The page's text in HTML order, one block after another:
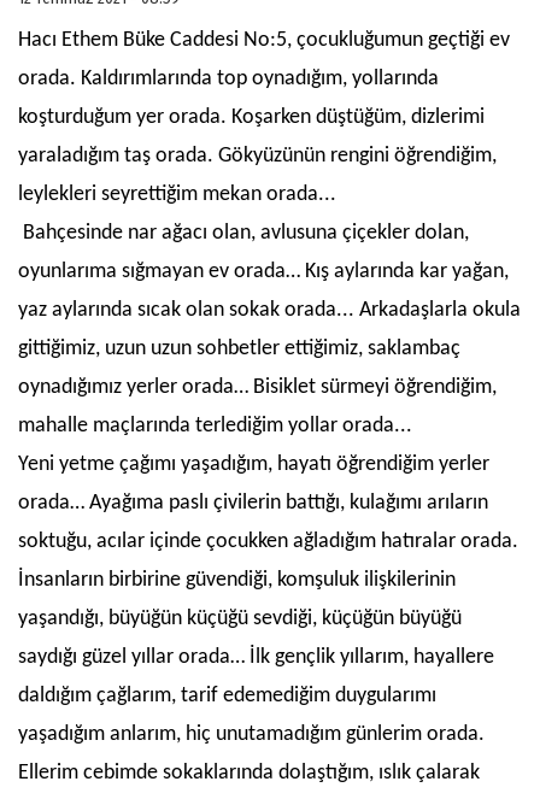
Hacı Ethem Büke Caddesi No:5, çocukluğumun geçtiği ev
orada. Kaldırımlarında top oynadığım, yollarında
koşturduğum yer orada. Koşarken düştüğüm, dizlerimi
yaraladığım taş orada. Gökyüzünün rengini öğrendiğim,
leylekleri seyrettiğim mekan orada...
Bahçesinde nar ağacı olan, avlusuna çiçekler dolan,
oyunlarıma sığmayan ev orada… Kış aylarında kar yağan,
yaz aylarında sıcak olan sokak orada... Arkadaşlarla okula
gittiğimiz, uzun uzun sohbetler ettiğimiz, saklambaç
oynadığımız yerler orada… Bisiklet sürmeyi öğrendiğim,
mahalle maçlarında terlediğim yollar orada...
Yeni yetme çağımı yaşadığım, hayatı öğrendiğim yerler
orada… Ayağıma paslı çivilerin battığı, kulağımı arıların
soktuğu, acılar içinde çocukken ağladığım hatıralar orada.
İnsanların birbirine güvendiği, komşuluk ilişkilerinin
yaşandığı, büyüğün küçüğü sevdiği, küçüğün büyüğü
saydığı güzel yıllar orada… İlk gençlik yıllarım, hayallere
daldığım çağlarım, tarif edemediğim duygularımı
yaşadığım anlarım, hiç unutamadığım günlerim orada.
Ellerim cebimde sokaklarında dolaştığım, ıslık çalarak